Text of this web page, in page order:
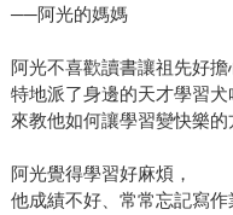
──阿光的媽媽
阿光不喜歡讀書讓祖先好擔
特地派了身邊的天才學習犬
來教他如何讓學習變快樂的
阿光覺得學習好麻煩，
他成績不好、常常忘記寫作